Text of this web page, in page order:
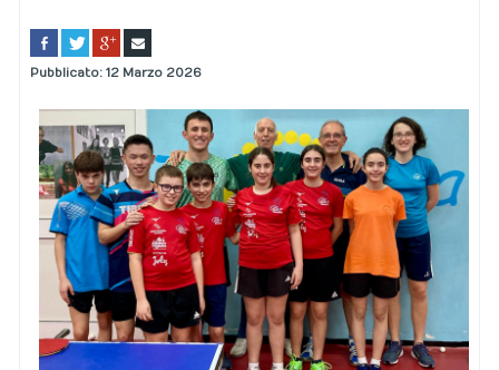
Portale risultati
Pubblicato: 12 Marzo 2026